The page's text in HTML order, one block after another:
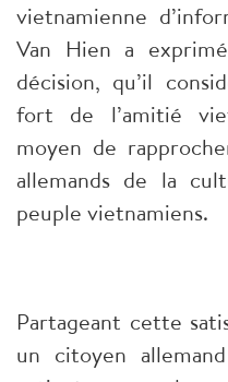
vietnamienne
Van Hien a
décision, qu’il
fort de l’amitié
moyen de
allemands de la
peuple vietnamiens.
Partageant cette
un citoyen